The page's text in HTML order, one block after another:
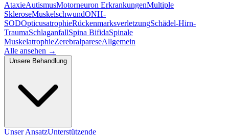
AtaxieAutismusMotorneuron ErkrankungenMultiple
SkleroseMuskelschwundONH-
SODOpticusatrophieRückenmarksverletzungSchädel-Hirn-
TraumaSchlaganfallSpina BifidaSpinale
MuskelatrophieZerebralpareseAllgemein
Alle ansehen →
Unser AnsatzUnterstützende